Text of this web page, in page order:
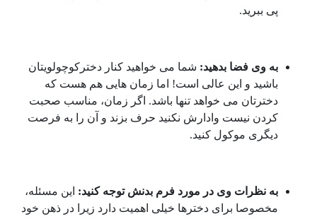
پی ببرید.
به وی فضا بدهید: شما می خواهید کنار دخترکوچولویتان
باشید و این عالی است! اما زمان هایی هم هست که
دخترتان می خواهد تنها باشد. اگر زمان، مناسب صحبت
کردن نیست وادارش نکنید حرف بزند و آن را به فرصت
دیگری موکول کنید.
به نظرات وی در مورد فرم بدنش توجه کنید: این مسئله،
مخصوصا برای دخترها خیلی اهمیت دارد زیرا در ذهن خود